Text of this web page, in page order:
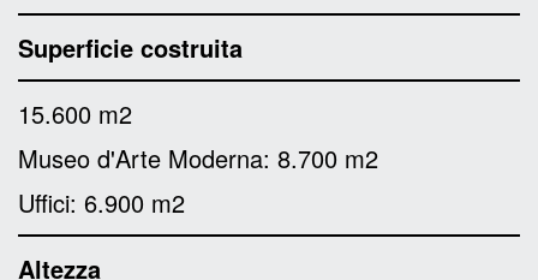
Superficie costruita
15.600 m2
Museo d'Arte Moderna: 8.700 m2
Uffici: 6.900 m2
Altezza